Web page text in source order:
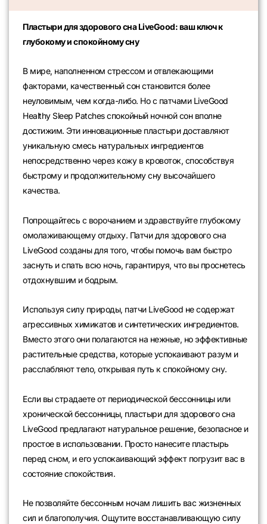
Пластыри для здорового сна LiveGood: ваш ключ к
глубокому и спокойному сну
В мире, наполненном стрессом и отвлекающими
факторами, качественный сон становится более
неуловимым, чем когда-либо. Но с патчами LiveGood
Healthy Sleep Patches спокойный ночной сон вполне
достижим. Эти инновационные пластыри доставляют
уникальную смесь натуральных ингредиентов
непосредственно через кожу в кровоток, способствуя
быстрому и продолжительному сну высочайшего
качества.
Попрощайтесь с ворочанием и здравствуйте глубокому
омолаживающему отдыху. Патчи для здорового сна
LiveGood созданы для того, чтобы помочь вам быстро
заснуть и спать всю ночь, гарантируя, что вы проснетесь
отдохнувшим и бодрым.
Используя силу природы, патчи LiveGood не содержат
агрессивных химикатов и синтетических ингредиентов.
Вместо этого они полагаются на нежные, но эффективные
растительные средства, которые успокаивают разум и
расслабляют тело, открывая путь к спокойному сну.
Если вы страдаете от периодической бессонницы или
хронической бессонницы, пластыри для здорового сна
LiveGood предлагают натуральное решение, безопасное и
простое в использовании. Просто нанесите пластырь
перед сном, и его успокаивающий эффект погрузит вас в
состояние спокойствия.
Не позволяйте бессонным ночам лишить вас жизненных
сил и благополучия. Ощутите восстанавливающую силу